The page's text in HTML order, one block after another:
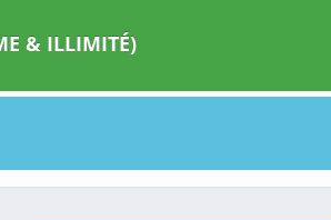
& ILLIMITÉ)